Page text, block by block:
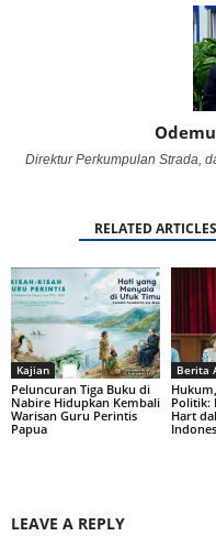
Direktur Perkumpulan Strada,
RELATED ARTICLES
Kajian
Peluncuran Tiga Buku di
Nabire Hidupkan Kembali
Warisan Guru Perintis
Papua
Berita
Politik:
Hart
LEAVE A REPLY